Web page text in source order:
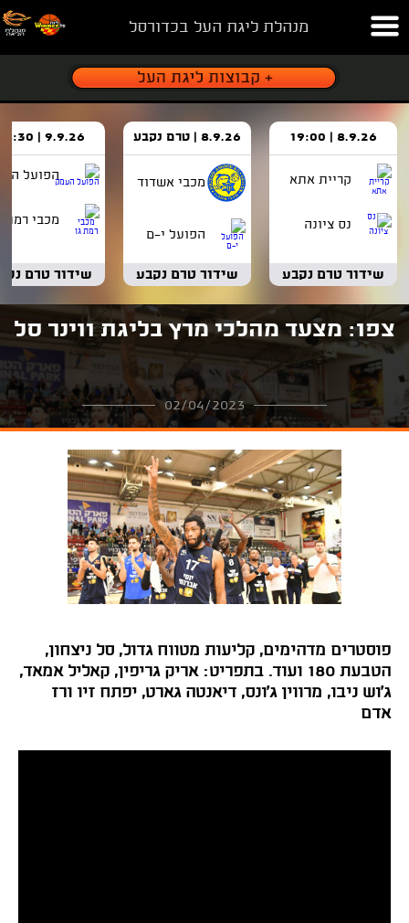
מנהלת ליגת העל בכדורסל
8.9.26 | 19:00
קריית אתא
נס ציונה
שידור טרם נקבע
8.9.26 | טרם נקבע
מכבי אשדוד
הפועל י-ם
שידור טרם נקבע
9.9.26 | 18:30
הפועל
מכבי רמת
שידור טרם
צפו: מצעד מהלכי מרץ בליגת ווינר סל
02/04/2023
פוסטרים מדהימים, קליעות מטווח גדול, סל ניצחון,
הטבעת 180 ועוד. בתפריט: אריק גריפין, קאליל אמאד,
ג'וש ניבו, מרווין ג'ונס, דיאנטה גארט, יפתח זיו ורז
אדם